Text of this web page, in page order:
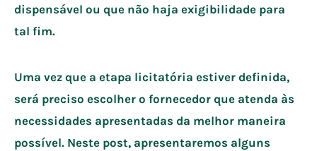
dispensável ou que não haja exigibilidade para
tal fim.
Uma vez que a etapa licitatória estiver definida,
será preciso escolher o fornecedor que atenda às
necessidades apresentadas da melhor maneira
possível. Neste post, apresentaremos alguns